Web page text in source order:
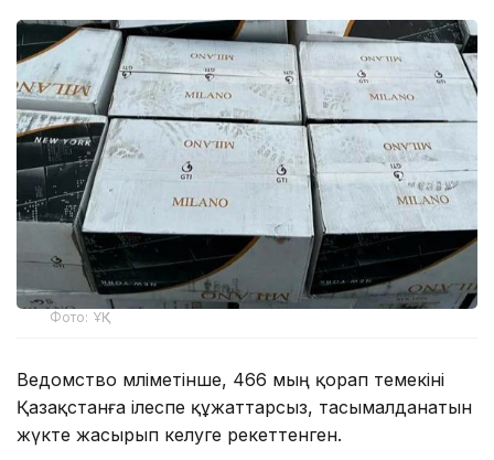
Фото: ҰҚК
Ведомство мәліметінше, 466 мың қорап темекіні
Қазақстанға ілеспе құжаттарсыз, тасымалданатын
жүкте жасырып әкелуге әрекеттенген.